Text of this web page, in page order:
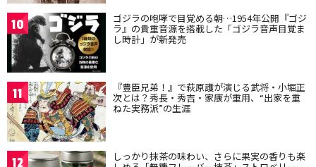
10 ゴジラの咆哮で目覚める朝…1954年公開『ゴジ
ラ』の貴重音源を搭載した「ゴジラ音声目覚ま
し時計」が新発売
11 『豊臣兄弟！』で萩原護が演じる武将・小堀正
次とは？秀長・秀吉・家康が重用、“出家を重
ねた実務派”の生涯
12 しっかり抹茶の味わい、さらに果実の香りも楽